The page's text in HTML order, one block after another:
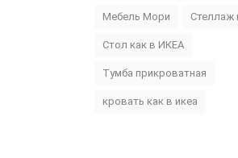
Мебель Мори Стеллаж
Стол как в ИКЕА
Тумба прикроватная
кровать как в икеа